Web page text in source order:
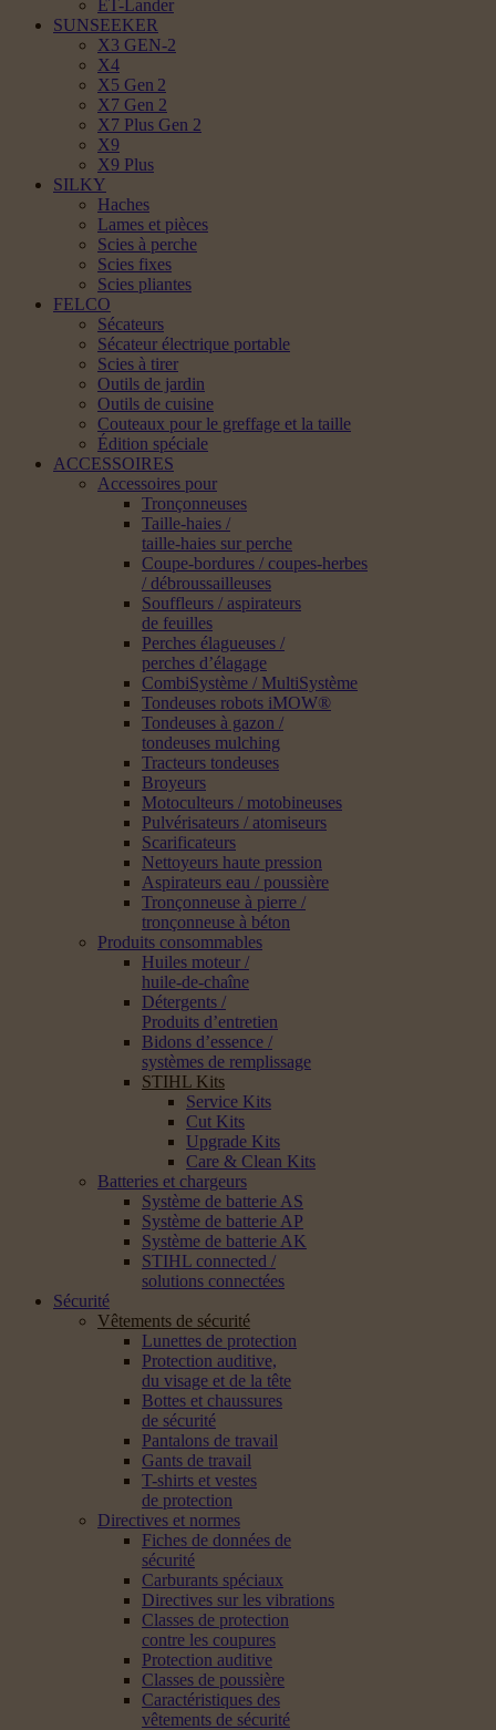
ET-Lander
SUNSEEKER
X3 GEN-2
X4
X5 Gen 2
X7 Gen 2
X7 Plus Gen 2
X9
X9 Plus
SILKY
Haches
Lames et pièces
Scies à perche
Scies fixes
Scies pliantes
FELCO
Sécateurs
Sécateur électrique portable
Scies à tirer
Outils de jardin
Outils de cuisine
Couteaux pour le greffage et la taille
Édition spéciale
ACCESSOIRES
Accessoires pour
Tronçonneuses
Taille-haies /
taille-haies sur perche
Coupe-bordures / coupes-herbes
/ débroussailleuses
Souffleurs / aspirateurs
de feuilles
Perches élagueuses /
perches d’élagage
CombiSystème / MultiSystème
Tondeuses robots iMOW®
Tondeuses à gazon /
tondeuses mulching
Tracteurs tondeuses
Broyeurs
Motoculteurs / motobineuses
Pulvérisateurs / atomiseurs
Scarificateurs
Nettoyeurs haute pression
Aspirateurs eau / poussière
Tronçonneuse à pierre /
tronçonneuse à béton
Produits consommables
Huiles moteur /
huile-de-chaîne
Détergents /
Produits d’entretien
Bidons d’essence /
systèmes de remplissage
STIHL Kits
Service Kits
Cut Kits
Upgrade Kits
Care & Clean Kits
Batteries et chargeurs
Système de batterie AS
Système de batterie AP
Système de batterie AK
STIHL connected /
solutions connectées
Sécurité
Vêtements de sécurité
Lunettes de protection
Protection auditive,
du visage et de la tête
Bottes et chaussures
de sécurité
Pantalons de travail
Gants de travail
T-shirts et vestes
de protection
Directives et normes
Fiches de données de
sécurité
Carburants spéciaux
Directives sur les vibrations
Classes de protection
contre les coupures
Protection auditive
Classes de poussière
Caractéristiques des
vêtements de sécurité